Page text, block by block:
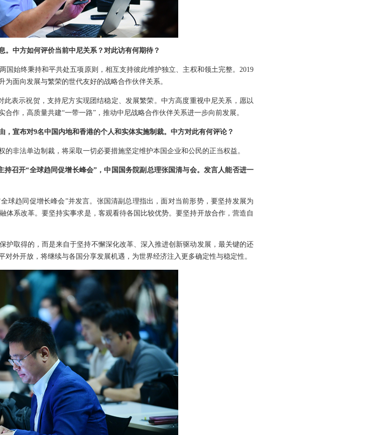
。中方如何评价当前中尼关系？对此访有何期待？
国始终秉持和平共处五项原则，相互支持彼此维护独立、主权和领土完整。2019
面向发展与繁荣的世代友好的战略合作伙伴关系。
表示祝贺，支持尼方实现团结稳定、发展繁荣。中方高度重视中尼关系，愿以
作，高质量共建“一带一路”，推动中尼战略合作伙伴关系进一步向前发展。
宣布对9名中国内地和香港的个人和实体实施制裁。中方对此有何评论？
非法单边制裁，将采取一切必要措施坚定维护本国企业和公民的正当权益。
持召开“全球趋同促增长峰会”，中国国务院副总理张国清与会。发言人能否进一
球趋同促增长峰会”并发言。张国清副总理指出，面对当前形势，要坚持发展为
系改革。要坚持实事求是，客观看待各国比较优势。要坚持开放合作，营造自
护取得的，而是来自于坚持不懈深化改革、深入推进创新驱动发展，最关键的还
外开放，将继续与各国分享发展机遇，为世界经济注入更多确定性与稳定性。